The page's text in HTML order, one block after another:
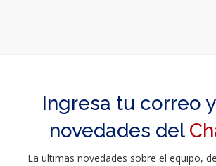
Ingresa tu correo
novedades del
La ultimas novedades sobre el equipo,